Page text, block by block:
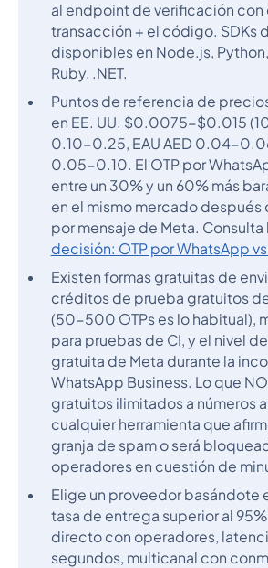
al endpoint de verificación con
transacción + el código. SDKs
disponibles en Node.js, Python,
Ruby, .NET.
Puntos de referencia de
en EE. UU. $0.0075-$0.015
0.10-0.25, EAU AED 0.04-
0.05-0.10. El OTP por
entre un 30% y un 60% más
en el mismo mercado después
por mensaje de Meta. Consulta
decisión: OTP por WhatsApp
Existen formas gratuitas de
créditos de prueba gratuitos
(50-500 OTPs es lo habitual),
para pruebas de CI, y el nivel
gratuita de Meta durante la
WhatsApp Business. Lo que
gratuitos ilimitados a números
cualquier herramienta que
granja de spam o será
operadores en cuestión de
Elige un proveedor basándote
tasa de entrega superior al
directo con operadores,
segundos, multicanal con